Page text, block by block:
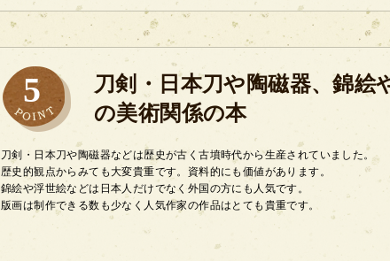
5
刀剣・日本刀や陶磁器、錦絵
の美術関係の本
刀剣・日本刀や陶磁器などは歴史が古く古墳時代から生産されていました。
歴史的観点からみても大変貴重です。資料的にも価値があります。
錦絵や浮世絵などは日本人だけでなく外国の方にも人気です。
版画は制作できる数も少なく人気作家の作品はとても貴重です。